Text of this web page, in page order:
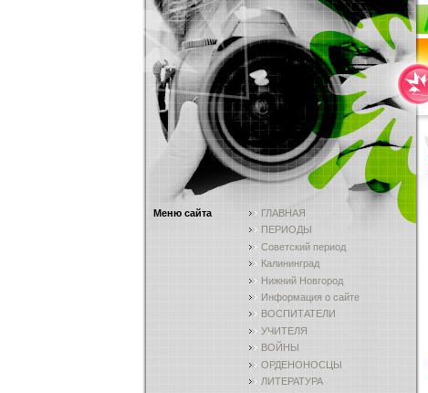
Меню сайта
ГЛАВНАЯ
ПЕРИОДЫ
Советский период
Калининград
Нижний Новгород
Информация о сайте
ВОСПИТАТЕЛИ
УЧИТЕЛЯ
ВОЙНЫ
ОРДЕНОНОСЦЫ
ЛИТЕРАТУРА